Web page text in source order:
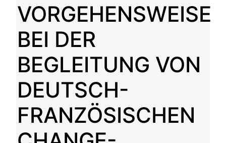
VORGEHENSWEISE
BEI DER
BEGLEITUNG VON
DEUTSCH-
FRANZÖSISCHEN